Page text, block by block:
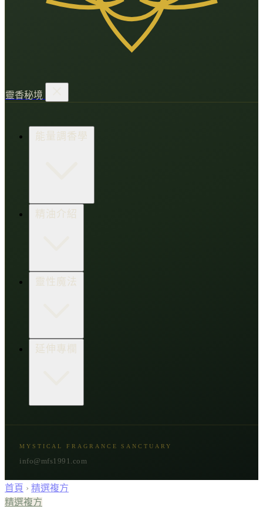
靈香秘境
能量調香學
香氛調頻術
生活點子王
精油介紹
木質類
樹脂類
靈性魔法
顯化與吸引力
延伸專欄
古文明與神話
節氣與民俗
MYSTICAL FRAGRANCE SANCTUARY
info@mfs1991.com
首頁 › 精選複方
精選複方